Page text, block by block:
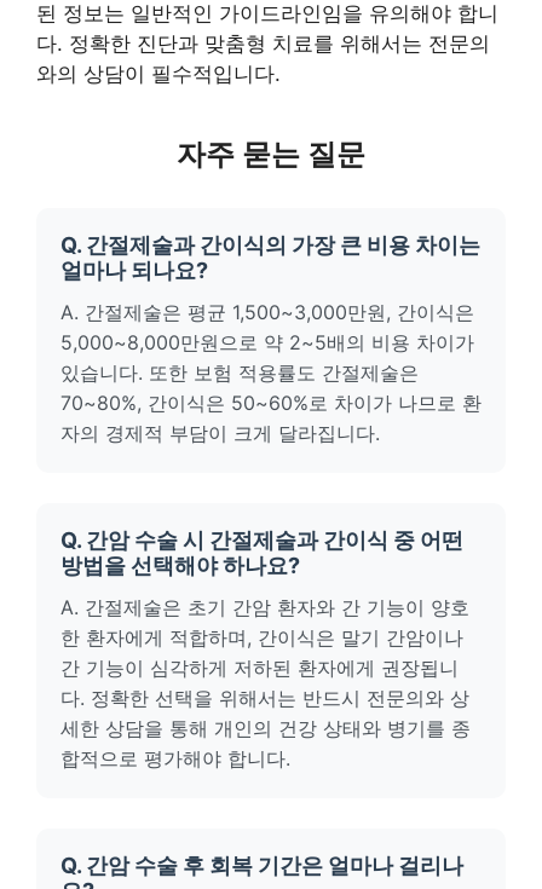
된 정보는 일반적인 가이드라인임을 유의해야 합니
다. 정확한 진단과 맞춤형 치료를 위해서는 전문의
와의 상담이 필수적입니다.
자주 묻는 질문
Q. 간절제술과 간이식의 가장 큰 비용 차이는
얼마나 되나요?
A. 간절제술은 평균 1,500~3,000만원, 간이식은
5,000~8,000만원으로 약 2~5배의 비용 차이가
있습니다. 또한 보험 적용률도 간절제술은
70~80%, 간이식은 50~60%로 차이가 나므로 환
자의 경제적 부담이 크게 달라집니다.
Q. 간암 수술 시 간절제술과 간이식 중 어떤
방법을 선택해야 하나요?
A. 간절제술은 초기 간암 환자와 간 기능이 양호
한 환자에게 적합하며, 간이식은 말기 간암이나
간 기능이 심각하게 저하된 환자에게 권장됩니
다. 정확한 선택을 위해서는 반드시 전문의와 상
세한 상담을 통해 개인의 건강 상태와 병기를 종
합적으로 평가해야 합니다.
Q. 간암 수술 후 회복 기간은 얼마나 걸리나